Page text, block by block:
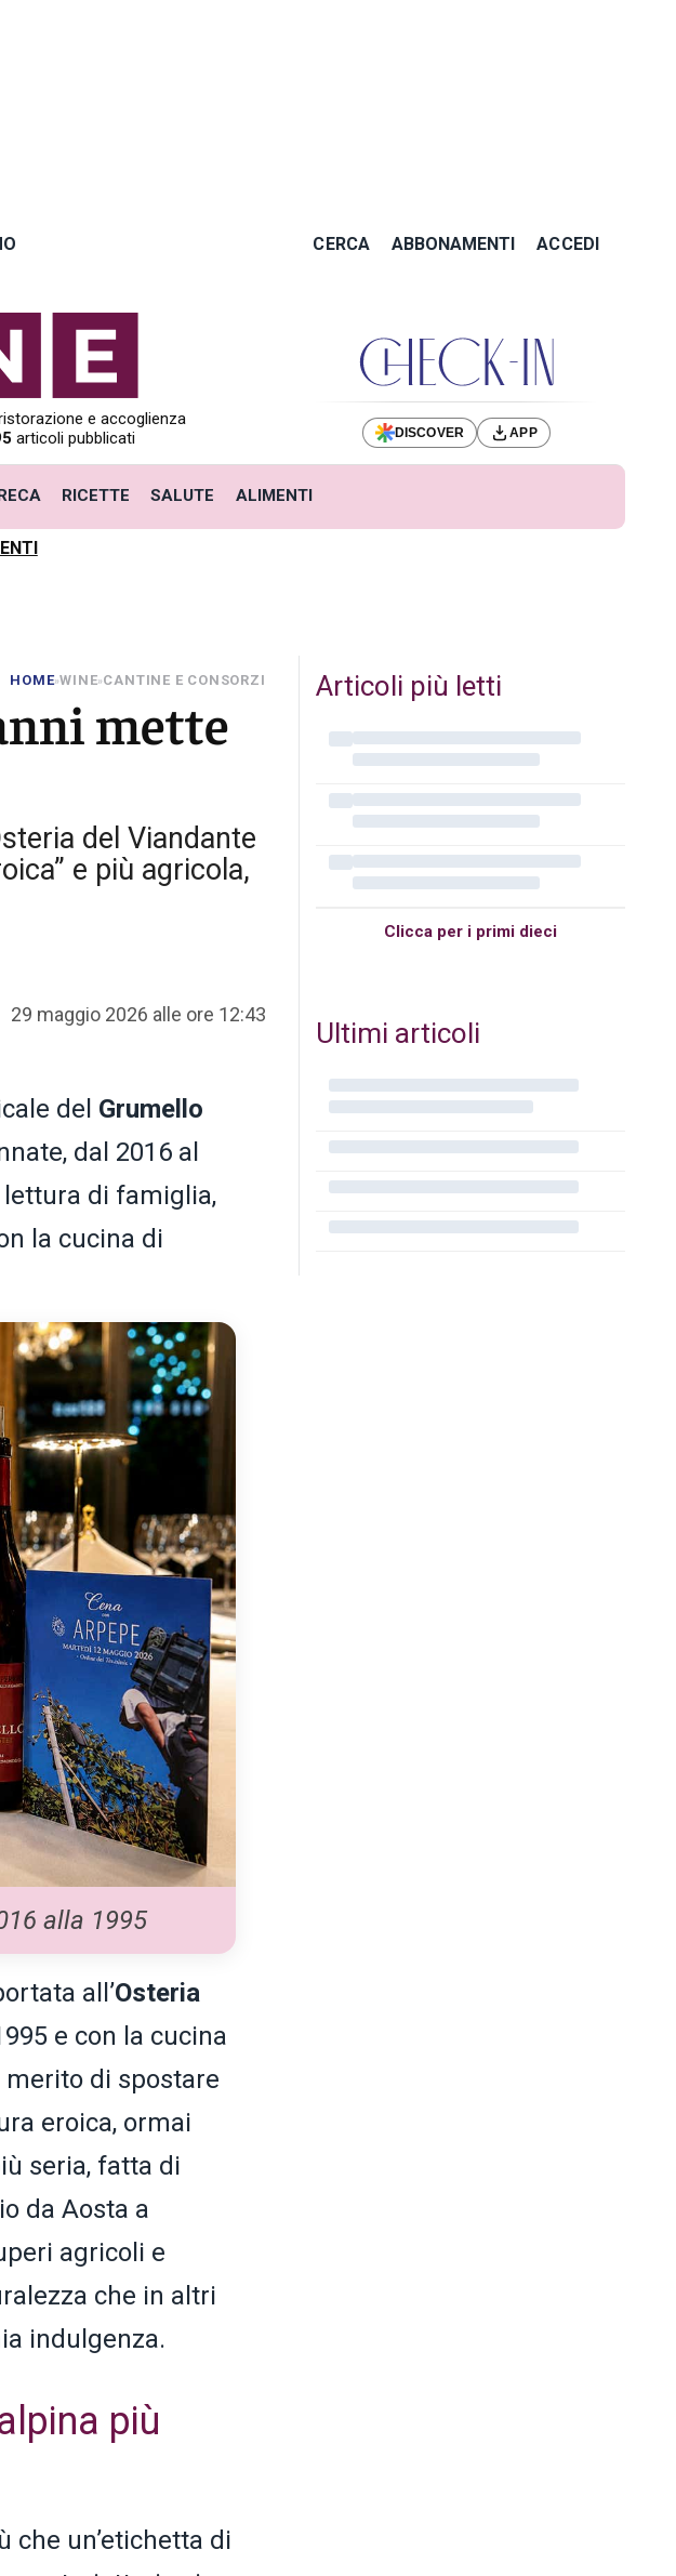
CERCA ABBONAMENTI ACCEDI
e accoglienza
articoli pubblicati DISCOVER APP
RICETTE SALUTE ALIMENTI
HOME»WINE»CANTINE E CONSORZI
mette
del Viandante
e più agricola,
29 maggio 2026 alle ore 12:43
del Grumello
dal 2016 al
di famiglia,
la cucina di
alla 1995
all’Osteria
e con la cucina
di spostare
eroica, ormai
seria, fatta di
da Aosta a
agricoli e
che in altri
indulgenza.
più
che un’etichetta di
Articoli più letti
Clicca per i primi dieci
Ultimi articoli